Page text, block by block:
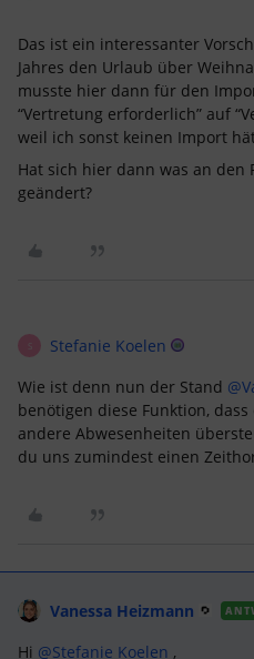
Das ist ein interessanter
Jahres den Urlaub über
musste hier dann für den
“Vertretung erforderlich” auf
weil ich sonst keinen Import
Hat sich hier dann was an
geändert?
Stefanie Koelen
Wie ist denn nun der Stand ​
benötigen diese Funktion,
andere Abwesenheiten
du uns zumindest einen
Vanessa Heizmann
Hi ​ @Stefanie Koelen ,